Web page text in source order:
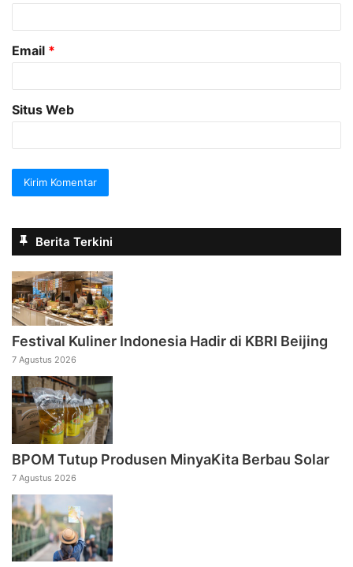
Email *
Situs Web
Berita Terkini
Festival Kuliner Indonesia Hadir di KBRI Beijing
7 Agustus 2026
BPOM Tutup Produsen MinyaKita Berbau Solar
7 Agustus 2026